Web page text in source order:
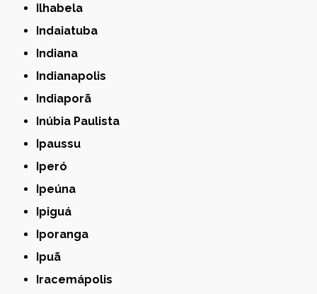
Ilhabela
Indaiatuba
Indiana
Indianapolis
Indiaporã
Inúbia Paulista
Ipaussu
Iperó
Ipeúna
Ipiguá
Iporanga
Ipuã
Iracemápolis